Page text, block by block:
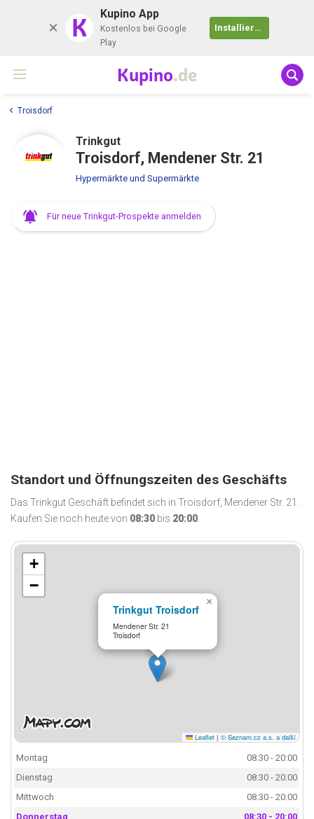
K Kupino App
Kostenlos bei Google
Play
Installieren
Kupino.de
Troisdorf
Trinkgut
Troisdorf, Mendener Str. 21
Hypermärkte und Supermärkte
Für neue Trinkgut-Prospekte anmelden
Standort und Öffnungszeiten des Geschäfts
Das Trinkgut Geschäft befindet sich in Troisdorf, Mendener Str. 21.
Kaufen Sie noch heute von 08:30 bis 20:00.
Trinkgut Troisdorf
Mendener Str. 21
Troisdorf
×
+
−
Leaflet | © Seznam.cz a.s. a další
Montag
08:30 - 20:00
Dienstag
08:30 - 20:00
Mittwoch
08:30 - 20:00
Donnerstag
08:30 - 20:00